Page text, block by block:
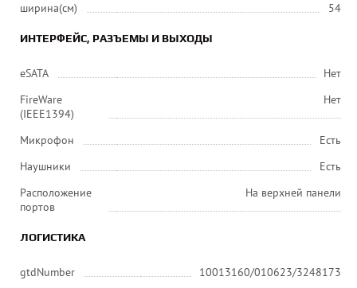
ширина(см)
54
ИНТЕРФЕЙС, РАЗЪЕМЫ И ВЫХОДЫ
eSATA
Нет
FireWare
(IEEE1394)
Нет
Микрофон
Есть
Наушники
Есть
Расположение
портов
На верхней панели
ЛОГИСТИКА
gtdNumber
10013160/010623/3248173